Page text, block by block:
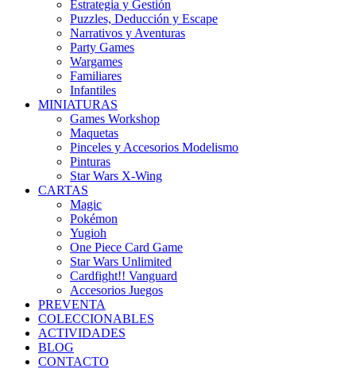
Estrategia y Gestión
Puzzles, Deducción y Escape
Narrativos y Aventuras
Party Games
Wargames
Familiares
Infantiles
MINIATURAS
Games Workshop
Maquetas
Pinceles y Accesorios Modelismo
Pinturas
Star Wars X-Wing
CARTAS
Magic
Pokémon
Yugioh
One Piece Card Game
Star Wars Unlimited
Cardfight!! Vanguard
Accesorios Juegos
PREVENTA
COLECCIONABLES
ACTIVIDADES
BLOG
CONTACTO